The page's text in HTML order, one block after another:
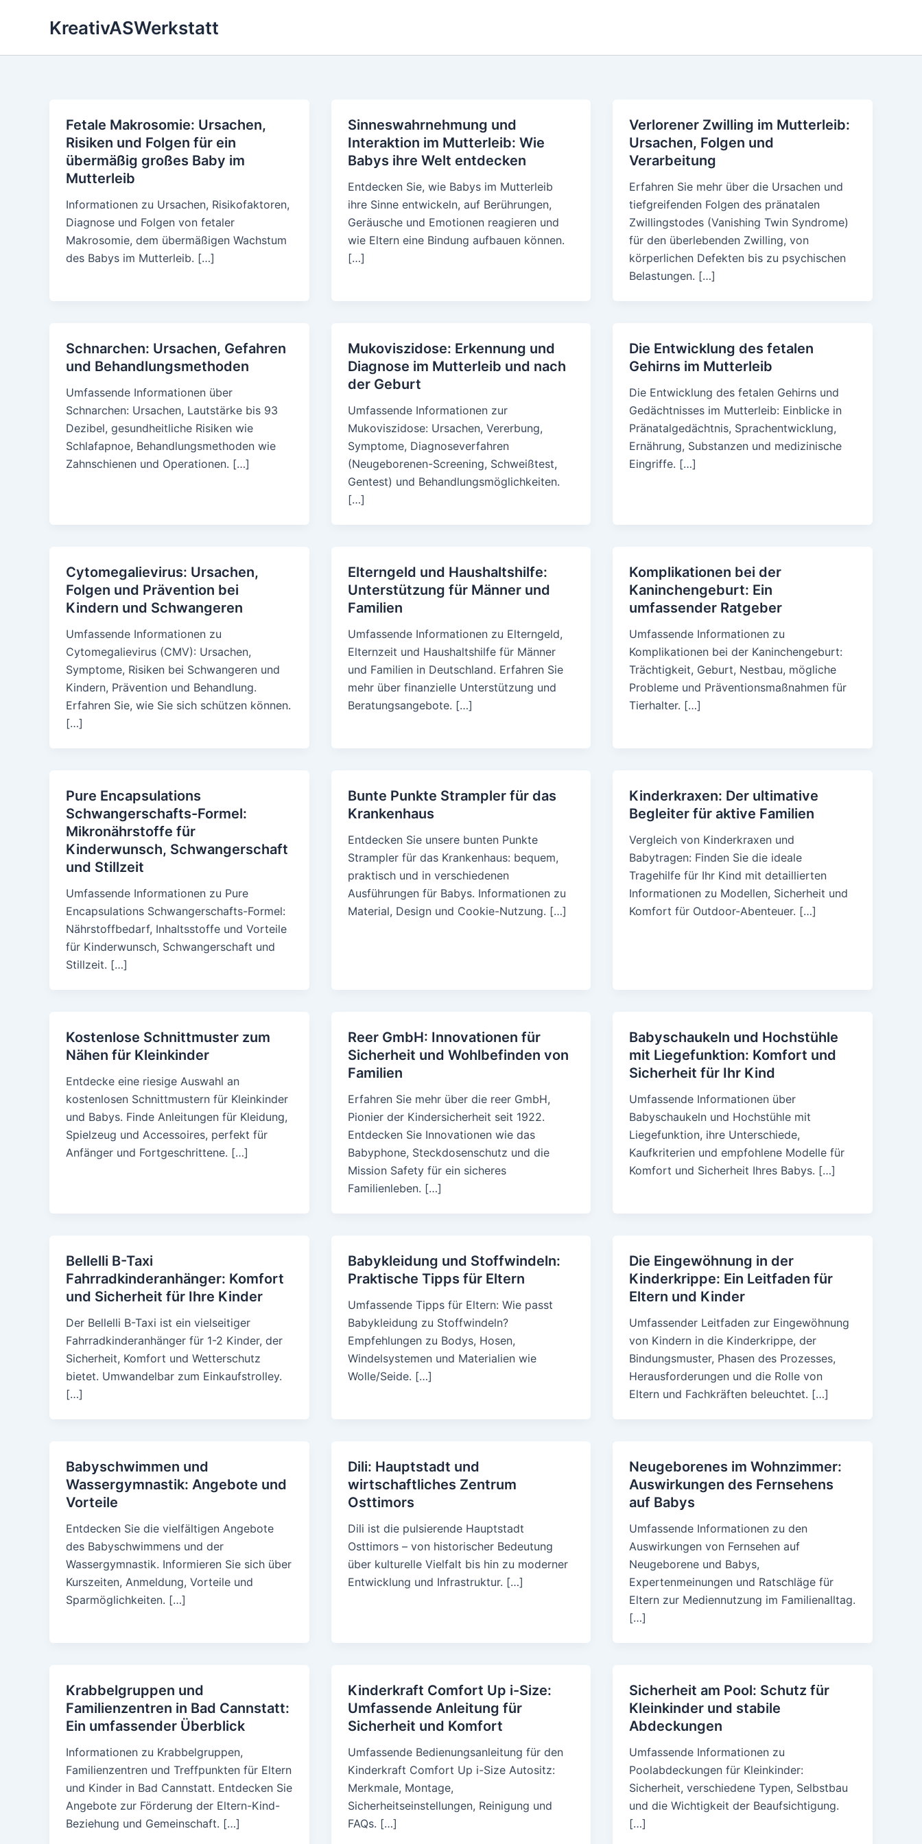
KreativASWerkstatt
Fetale Makrosomie: Ursachen,
Risiken und Folgen für ein
übermäßig großes Baby im
Mutterleib
Informationen zu Ursachen, Risikofaktoren,
Diagnose und Folgen von fetaler
Makrosomie, dem übermäßigen Wachstum
des Babys im Mutterleib. […]
Sinneswahrnehmung und
Interaktion im Mutterleib: Wie
Babys ihre Welt entdecken
Entdecken Sie, wie Babys im Mutterleib
ihre Sinne entwickeln, auf Berührungen,
Geräusche und Emotionen reagieren und
wie Eltern eine Bindung aufbauen können.
[…]
Verlorener Zwilling im Mutterleib:
Ursachen, Folgen und
Verarbeitung
Erfahren Sie mehr über die Ursachen und
tiefgreifenden Folgen des pränatalen
Zwillingstodes (Vanishing Twin Syndrome)
für den überlebenden Zwilling, von
körperlichen Defekten bis zu psychischen
Belastungen. […]
Schnarchen: Ursachen, Gefahren
und Behandlungsmethoden
Umfassende Informationen über
Schnarchen: Ursachen, Lautstärke bis 93
Dezibel, gesundheitliche Risiken wie
Schlafapnoe, Behandlungsmethoden wie
Zahnschienen und Operationen. […]
Mukoviszidose: Erkennung und
Diagnose im Mutterleib und nach
der Geburt
Umfassende Informationen zur
Mukoviszidose: Ursachen, Vererbung,
Symptome, Diagnoseverfahren
(Neugeborenen-Screening, Schweißtest,
Gentest) und Behandlungsmöglichkeiten.
[…]
Die Entwicklung des fetalen
Gehirns im Mutterleib
Die Entwicklung des fetalen Gehirns und
Gedächtnisses im Mutterleib: Einblicke in
Pränatalgedächtnis, Sprachentwicklung,
Ernährung, Substanzen und medizinische
Eingriffe. […]
Cytomegalievirus: Ursachen,
Folgen und Prävention bei
Kindern und Schwangeren
Umfassende Informationen zu
Cytomegalievirus (CMV): Ursachen,
Symptome, Risiken bei Schwangeren und
Kindern, Prävention und Behandlung.
Erfahren Sie, wie Sie sich schützen können.
[…]
Elterngeld und Haushaltshilfe:
Unterstützung für Männer und
Familien
Umfassende Informationen zu Elterngeld,
Elternzeit und Haushaltshilfe für Männer
und Familien in Deutschland. Erfahren Sie
mehr über finanzielle Unterstützung und
Beratungsangebote. […]
Komplikationen bei der
Kaninchengeburt: Ein
umfassender Ratgeber
Umfassende Informationen zu
Komplikationen bei der Kaninchengeburt:
Trächtigkeit, Geburt, Nestbau, mögliche
Probleme und Präventionsmaßnahmen für
Tierhalter. […]
Pure Encapsulations
Schwangerschafts-Formel:
Mikronährstoffe für
Kinderwunsch, Schwangerschaft
und Stillzeit
Umfassende Informationen zu Pure
Encapsulations Schwangerschafts-Formel:
Nährstoffbedarf, Inhaltsstoffe und Vorteile
für Kinderwunsch, Schwangerschaft und
Stillzeit. […]
Bunte Punkte Strampler für das
Krankenhaus
Entdecken Sie unsere bunten Punkte
Strampler für das Krankenhaus: bequem,
praktisch und in verschiedenen
Ausführungen für Babys. Informationen zu
Material, Design und Cookie-Nutzung. […]
Kinderkraxen: Der ultimative
Begleiter für aktive Familien
Vergleich von Kinderkraxen und
Babytragen: Finden Sie die ideale
Tragehilfe für Ihr Kind mit detaillierten
Informationen zu Modellen, Sicherheit und
Komfort für Outdoor-Abenteuer. […]
Kostenlose Schnittmuster zum
Nähen für Kleinkinder
Entdecke eine riesige Auswahl an
kostenlosen Schnittmustern für Kleinkinder
und Babys. Finde Anleitungen für Kleidung,
Spielzeug und Accessoires, perfekt für
Anfänger und Fortgeschrittene. […]
Reer GmbH: Innovationen für
Sicherheit und Wohlbefinden von
Familien
Erfahren Sie mehr über die reer GmbH,
Pionier der Kindersicherheit seit 1922.
Entdecken Sie Innovationen wie das
Babyphone, Steckdosenschutz und die
Mission Safety für ein sicheres
Familienleben. […]
Babyschaukeln und Hochstühle
mit Liegefunktion: Komfort und
Sicherheit für Ihr Kind
Umfassende Informationen über
Babyschaukeln und Hochstühle mit
Liegefunktion, ihre Unterschiede,
Kaufkriterien und empfohlene Modelle für
Komfort und Sicherheit Ihres Babys. […]
Bellelli B-Taxi
Fahrradkinderanhänger: Komfort
und Sicherheit für Ihre Kinder
Der Bellelli B-Taxi ist ein vielseitiger
Fahrradkinderanhänger für 1-2 Kinder, der
Sicherheit, Komfort und Wetterschutz
bietet. Umwandelbar zum Einkaufstrolley.
[…]
Babykleidung und Stoffwindeln:
Praktische Tipps für Eltern
Umfassende Tipps für Eltern: Wie passt
Babykleidung zu Stoffwindeln?
Empfehlungen zu Bodys, Hosen,
Windelsystemen und Materialien wie
Wolle/Seide. […]
Die Eingewöhnung in der
Kinderkrippe: Ein Leitfaden für
Eltern und Kinder
Umfassender Leitfaden zur Eingewöhnung
von Kindern in die Kinderkrippe, der
Bindungsmuster, Phasen des Prozesses,
Herausforderungen und die Rolle von
Eltern und Fachkräften beleuchtet. […]
Babyschwimmen und
Wassergymnastik: Angebote und
Vorteile
Entdecken Sie die vielfältigen Angebote
des Babyschwimmens und der
Wassergymnastik. Informieren Sie sich über
Kurszeiten, Anmeldung, Vorteile und
Sparmöglichkeiten. […]
Dili: Hauptstadt und
wirtschaftliches Zentrum
Osttimors
Dili ist die pulsierende Hauptstadt
Osttimors – von historischer Bedeutung
über kulturelle Vielfalt bis hin zu moderner
Entwicklung und Infrastruktur. […]
Neugeborenes im Wohnzimmer:
Auswirkungen des Fernsehens
auf Babys
Umfassende Informationen zu den
Auswirkungen von Fernsehen auf
Neugeborene und Babys,
Expertenmeinungen und Ratschläge für
Eltern zur Mediennutzung im Familienalltag.
[…]
Krabbelgruppen und
Familienzentren in Bad Cannstatt:
Ein umfassender Überblick
Informationen zu Krabbelgruppen,
Familienzentren und Treffpunkten für Eltern
und Kinder in Bad Cannstatt. Entdecken Sie
Angebote zur Förderung der Eltern-Kind-
Beziehung und Gemeinschaft. […]
Kinderkraft Comfort Up i-Size:
Umfassende Anleitung für
Sicherheit und Komfort
Umfassende Bedienungsanleitung für den
Kinderkraft Comfort Up i-Size Autositz:
Merkmale, Montage,
Sicherheitseinstellungen, Reinigung und
FAQs. […]
Sicherheit am Pool: Schutz für
Kleinkinder und stabile
Abdeckungen
Umfassende Informationen zu
Poolabdeckungen für Kleinkinder:
Sicherheit, verschiedene Typen, Selbstbau
und die Wichtigkeit der Beaufsichtigung.
[…]